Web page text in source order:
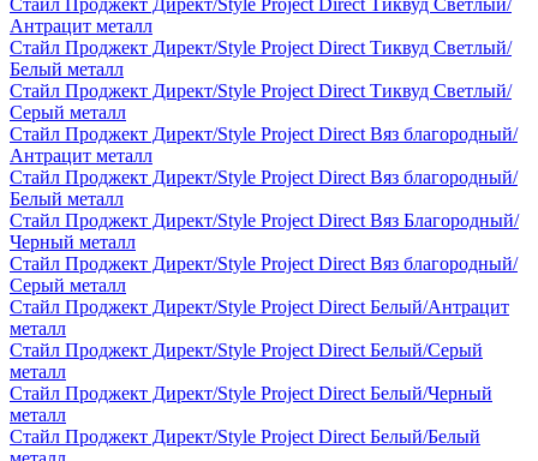
Стайл Проджект Директ/Style Project Direct Тиквуд Светлый/
Антрацит металл
Стайл Проджект Директ/Style Project Direct Тиквуд Светлый/
Белый металл
Стайл Проджект Директ/Style Project Direct Тиквуд Светлый/
Серый металл
Стайл Проджект Директ/Style Project Direct Вяз благородный/
Антрацит металл
Стайл Проджект Директ/Style Project Direct Вяз благородный/
Белый металл
Стайл Проджект Директ/Style Project Direct Вяз Благородный/
Черный металл
Стайл Проджект Директ/Style Project Direct Вяз благородный/
Серый металл
Стайл Проджект Директ/Style Project Direct Белый/Антрацит
металл
Стайл Проджект Директ/Style Project Direct Белый/Серый
металл
Стайл Проджект Директ/Style Project Direct Белый/Черный
металл
Стайл Проджект Директ/Style Project Direct Белый/Белый